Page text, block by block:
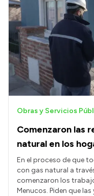
Comenzaron las
natural en los
Obras y Servicios
En el proceso de que
con gas natural a
comenzaron los
Menucos. Piden que